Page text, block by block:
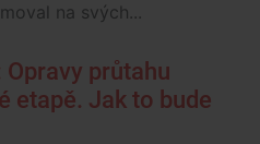
na svých...
Opravy průtahu
etapě. Jak to bude